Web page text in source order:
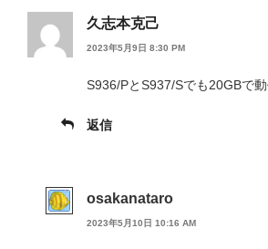
久志本克己
2023年5月9日 8:30 PM
S936/PとS937/Sでも20GBで動
返信
osakanataro
2023年5月10日 10:16 AM